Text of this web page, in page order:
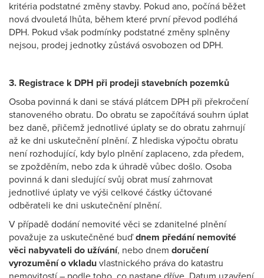
kritéria podstatné změny stavby. Pokud ano, počíná běžet
nová dvouletá lhůta, během které první převod podléhá
DPH. Pokud však podmínky podstatné změny splněny
nejsou, prodej jednotky zůstává osvobozen od DPH.
3. Registrace k DPH při prodeji stavebních pozemků
Osoba povinná k dani se stává plátcem DPH při překročení
stanoveného obratu. Do obratu se započítává souhrn úplat
bez daně, přičemž jednotlivé úplaty se do obratu zahrnují
až ke dni uskutečnění plnění. Z hlediska výpočtu obratu
není rozhodující, kdy bylo plnění zaplaceno, zda předem,
se zpožděním, nebo zda k úhradě vůbec došlo. Osoba
povinná k dani sledující svůj obrat musí zahrnovat
jednotlivé úplaty ve výši celkové částky účtované
odběrateli ke dni uskutečnění plnění.
V případě dodání nemovité věci se zdanitelné plnění
považuje za uskutečněné buďdnem předání nemovité
věci nabyvateli do užívání, nebo dnem doručení
vyrozumění o vkladu vlastnického práva do katastru